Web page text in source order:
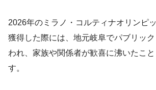
2026年のミラノ・コルティナオリンピ
獲得した際には、地元岐阜でパブリッ
われ、家族や関係者が歓喜に沸いたこ
す。